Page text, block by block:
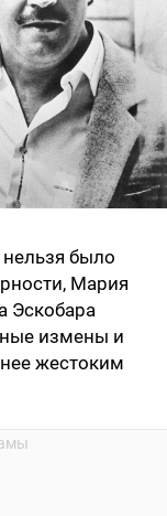
было
Мария
Эскобара
измены и
жестоким